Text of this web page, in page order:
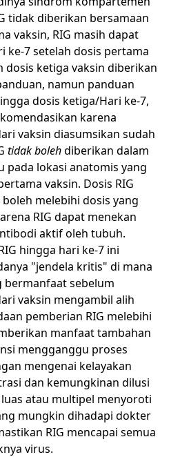
tidak diberikan bersamaan
vaksin, RIG masih dapat
ke-7 setelah dosis pertama
dosis ketiga vaksin diberikan
namun panduan
dosis ketiga/Hari ke-7,
karena
vaksin diasumsikan sudah
tidak bolehdiberikan dalam
pada lokasi anatomis yang
vaksin. Dosis RIG
melebihi dosis yang
RIG dapat menekan
aktif oleh tubuh.
hingga hari ke-7 ini
"jendela kritis" di mana
bermanfaat sebelum
vaksin mengambil alih
pemberian RIG melebihi
manfaat tambahan
mengganggu proses
mengenai kelayakan
dan kemungkinan dilusi
atau multipel menyoroti
mungkin dihadapi dokter
RIG mencapai semua
virus.